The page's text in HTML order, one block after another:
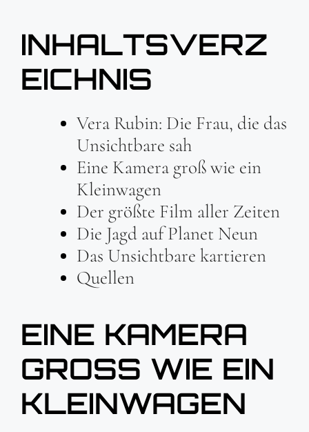
INHALTSVERZ
EICHNIS
Vera Rubin: Die Frau, die das
Unsichtbare sah
Eine Kamera groß wie ein
Kleinwagen
Der größte Film aller Zeiten
Die Jagd auf Planet Neun
Das Unsichtbare kartieren
Quellen
EINE KAMERA
GROSS WIE EIN K
LEINWAGEN